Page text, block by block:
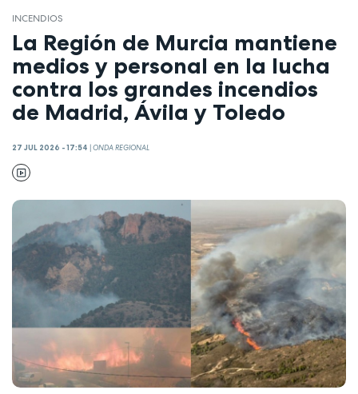
INCENDIOS
La Región de Murcia mantiene
medios y personal en la lucha
contra los grandes incendios
de Madrid, Ávila y Toledo
27 JUL 2026 - 17:54 |ONDA REGIONAL